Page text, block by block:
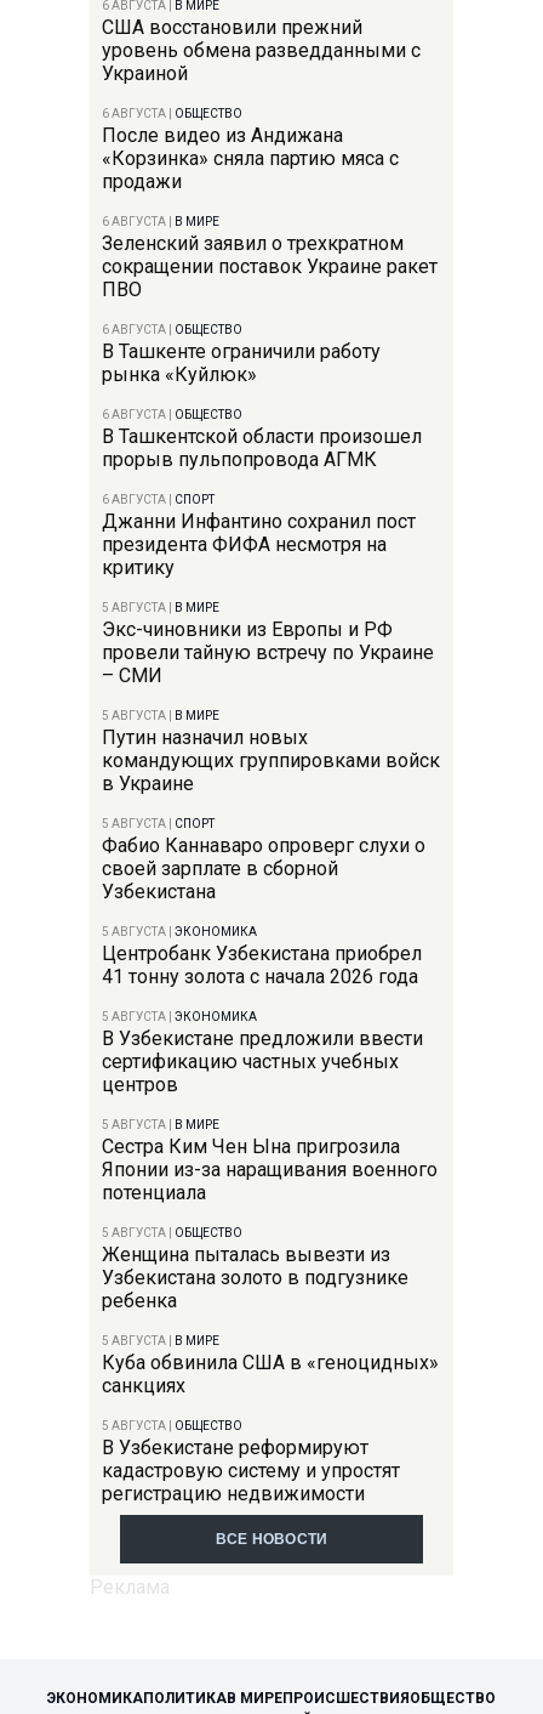
6 АВГУСТА В МИРЕ
США восстановили прежний
уровень обмена разведданными с
Украиной
6 АВГУСТА ОБЩЕСТВО
После видео из Андижана
«Корзинка» сняла партию мяса с
продажи
6 АВГУСТА В МИРЕ
Зеленский заявил о трехкратном
сокращении поставок Украине ракет
ПВО
6 АВГУСТА ОБЩЕСТВО
В Ташкенте ограничили работу
рынка «Куйлюк»
6 АВГУСТА ОБЩЕСТВО
В Ташкентской области произошел
прорыв пульпопровода АГМК
6 АВГУСТА СПОРТ
Джанни Инфантино сохранил пост
президента ФИФА несмотря на
критику
5 АВГУСТА В МИРЕ
Экс-чиновники из Европы и РФ
провели тайную встречу по Украине
– СМИ
5 АВГУСТА В МИРЕ
Путин назначил новых
командующих группировками войск
в Украине
5 АВГУСТА СПОРТ
Фабио Каннаваро опроверг слухи о
своей зарплате в сборной
Узбекистана
5 АВГУСТА ЭКОНОМИКА
Центробанк Узбекистана приобрел
41 тонну золота с начала 2026 года
5 АВГУСТА ЭКОНОМИКА
В Узбекистане предложили ввести
сертификацию частных учебных
центров
5 АВГУСТА В МИРЕ
Сестра Ким Чен Ына пригрозила
Японии из-за наращивания военного
потенциала
5 АВГУСТА ОБЩЕСТВО
Женщина пыталась вывезти из
Узбекистана золото в подгузнике
ребенка
5 АВГУСТА В МИРЕ
Куба обвинила США в «геноцидных»
санкциях
5 АВГУСТА ОБЩЕСТВО
В Узбекистане реформируют
кадастровую систему и упростят
регистрацию недвижимости
ВСЕ НОВОСТИ
ЭКОНОМИКАПОЛИТИКАВ МИРЕПРОИСШЕСТВИЯ ОБЩЕСТВО